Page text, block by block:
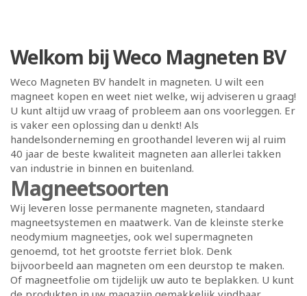
Welkom bij Weco Magneten BV
Weco Magneten BV handelt in magneten. U wilt een
magneet kopen en weet niet welke, wij adviseren u graag!
U kunt altijd uw vraag of probleem aan ons voorleggen. Er
is vaker een oplossing dan u denkt! Als
handelsonderneming en groothandel leveren wij al ruim
40 jaar de beste kwaliteit magneten aan allerlei takken
van industrie in binnen en buitenland.
Magneetsoorten
Wij leveren losse permanente magneten, standaard
magneetsystemen en maatwerk. Van de kleinste sterke
neodymium magneetjes, ook wel supermagneten
genoemd, tot het grootste ferriet blok. Denk
bijvoorbeeld aan magneten om een deurstop te maken.
Of magneetfolie om tijdelijk uw auto te beplakken. U kunt